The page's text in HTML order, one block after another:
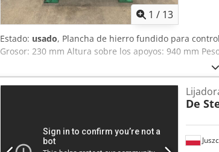
1 / 13
Estado: usado, Plancha de hierro fundido para
Grosor: 230 mm Altura sobre los apoyos: 940 mm
De